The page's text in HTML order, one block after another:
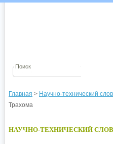
Главная > Научно-технический
Трахома
НАУЧНО-ТЕХНИЧЕСКИЙ